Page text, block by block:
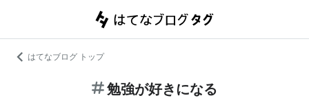
はてなブログ トップ
勉強が好きになる